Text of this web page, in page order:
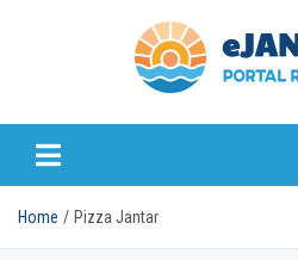
Home Pizza Jantar